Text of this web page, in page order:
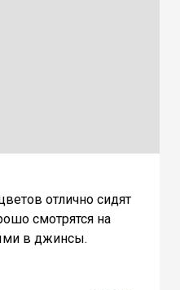
отлично сидят
смотрятся на
в джинсы.